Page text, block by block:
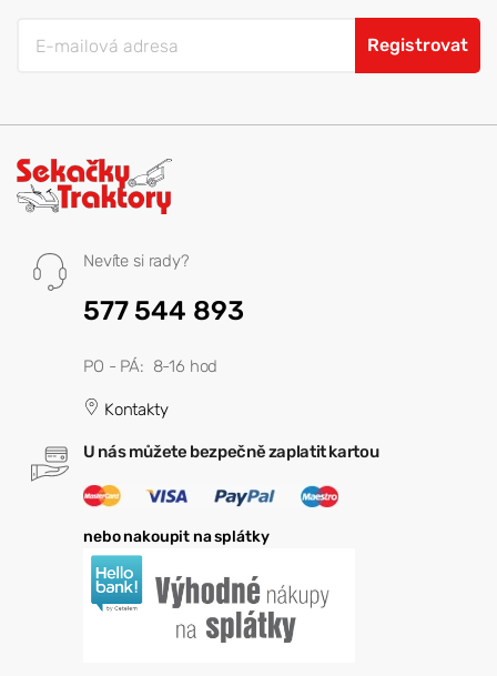
Registrovat
Nevíte si rady?
577 544 893
PO - PÁ: 8-16 hod
Kontakty
U nás můžete bezpečně zaplatit kartou
nebo nakoupit na splátky